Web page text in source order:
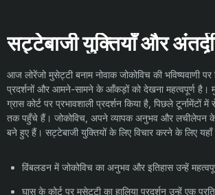
सट्टेबाजी युक्तियाँ और
आज लोरेंजो मुसेट्टी बनाम नोवाक जोकोविच की भविष्यवाणी
प्रदर्शनों और आमने-सामने के आँकड़ों को देखना महत्वपूर्ण है।
ग्रास कोर्ट पर प्रभावशाली प्रदर्शन किया है, पिछले
तक पहुँचे हैं। जोकोविच, अपने व्यापक अनुभव और लचीलेपन के
बने हुए हैं। सट्टेबाजी युक्तियों के लिए विचार करने के लिए
विंबलडन में जोकोविच का अनुभव और इतिहास उन्हें
घास के कोर्ट पर मुसेट्टी का हालिया प्रदर्शन उन्हें एक